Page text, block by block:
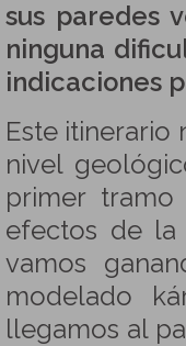
sus paredes
ninguna
indicaciones
Este itinerario
nivel
primer
efectos de la
vamos
modelado
llegamos al